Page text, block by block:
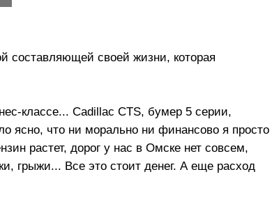
составляющей своей жизни, которая
классе... Cadillac CTS, бумер 5 серии,
ясно, что ни морально ни финансово я просто
растет, дорог у нас в Омске нет совсем,
грыжи... Все это стоит денег. А еще расход